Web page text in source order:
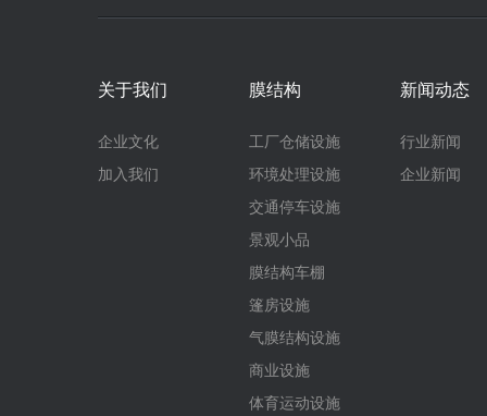
关于我们
企业文化
加入我们
膜结构
工厂仓储设施
环境处理设施
交通停车设施
景观小品
膜结构车棚
篷房设施
气膜结构设施
商业设施
体育运动设施
新闻动态
行业新闻
企业新闻